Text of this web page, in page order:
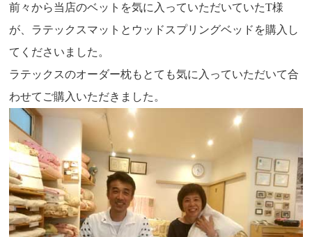
前々から当店のベットを気に入っていただいていたT様
が、ラテックスマットとウッドスプリングベッドを購入し
てくださいました。
ラテックスのオーダー枕もとても気に入っていただいて合
わせてご購入いただきました。